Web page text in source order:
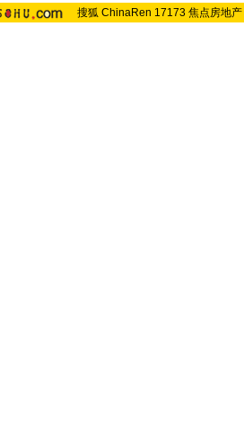
搜狐 ChinaRen 17173 焦点房地产